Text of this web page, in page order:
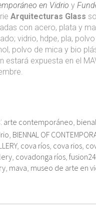
en Vidrio y
Arquitecturas Glass
con acero, plata y
vidrio, hdpe, pla,
polvo de mica y bio
estará expuesta en el
arte contemporáneo,
, BIENNAL OF
, cova ríos, cova rios,
, covadonga ríos, fusion24
, mava, museo de arte en